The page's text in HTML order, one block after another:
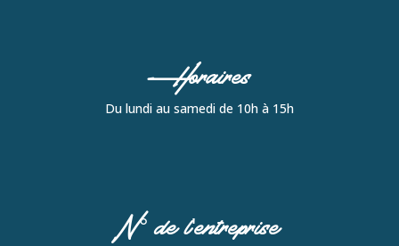
Horaires
Du lundi au samedi de 10h à 15h
N° de l'entreprise